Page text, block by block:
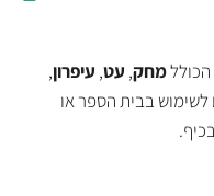
הכוללמחק, עט, עיפרון,
לשימוש בבית הספר או